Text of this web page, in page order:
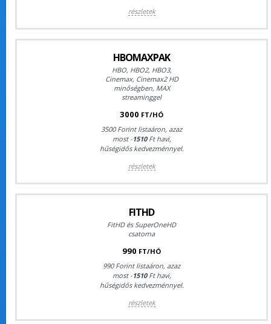
részletek
HBOMAXPAK
HBO, HBO2, HBO3,
Cinemax, Cinemax2 HD
minőségben, MAX
streaminggel
3000 FT/HÓ
3500 Forint listaáron, azaz
most -1510Ft havi,
hűségidős kedvezménnyel.
részletek
FITHD
FitHD és SuperOneHD
csatorna
990 FT/HÓ
990 Forint listaáron, azaz
most -1510Ft havi,
hűségidős kedvezménnyel.
részletek